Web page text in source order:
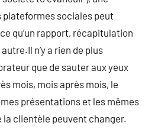
sociales peut
qu’un rapport, récapitulation
n’y a rien de plus
que de sauter aux yeux
mois, mois après mois, le
présentations et les mêmes
clientèle peuvent changer.